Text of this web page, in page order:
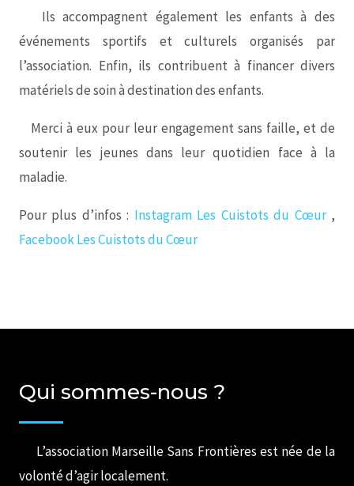
Ils accompagnent également les enfants à des
événements sportifs et culturels organisés par
l’association. Enfin, ils contribuent à financer divers
matériels de soin à destination des enfants.
Merci à eux pour leur engagement sans faille, et de
soutenir les jeunes dans leur quotidien face à la
maladie.
Pour plus d’infos : Instagram Les Cuistots du Cœur,
Facebook Les Cuistots du Cœur
Qui sommes-nous ?
L’association Marseille Sans Frontières est née de la
volonté d’agir localement.